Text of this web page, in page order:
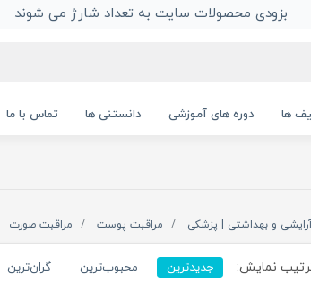
بزودی محصولات سایت به تعداد شارژ می شوند
ها دوره های آموزشی دانستنی ها تماس با ما
و بهداشتی | پزشکی مراقبت پوست مراقبت صورت
نمایش: جدیدترین محبوب‌ترین گران‌ترین